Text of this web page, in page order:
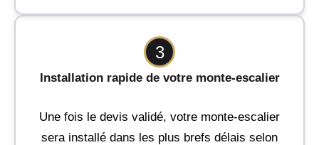
3
Installation rapide de votre monte-escalier
Une fois le devis validé, votre monte-escalier
sera installé dans les plus brefs délais selon